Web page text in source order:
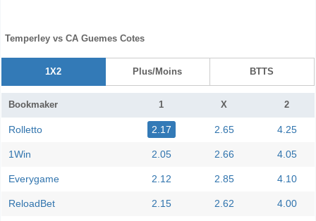
Temperley vs CA Guemes Cotes
1X2 Plus/Moins BTTS
Bookmaker 1 X 2
Rolletto 2.17 2.65 4.25
1Win 2.05 2.66 4.05
Everygame 2.12 2.85 4.10
ReloadBet 2.15 2.62 4.00